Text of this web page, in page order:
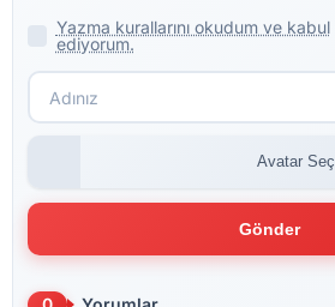
Yazma kurallarını okudum ve kabul
ediyorum.
Avatar Seç
Gönder